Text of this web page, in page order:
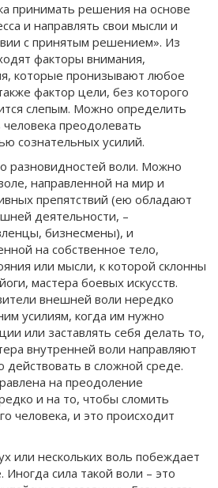
принимать решения на основе
и направлять свои мысли и
с принятым решением». Из
факторы внимания,
которые пронизывают любое
фактор цели, без которого
слепым. Можно определить
преодолевать
сознательных усилий.
разновидностей воли. Можно
направленной на мир и
препятствий (ею обладают
деятельности, –
бизнесмены), и
на собственное тело,
или мысли, к которой склонны
мастера боевых искусств.
внешней воли нередко
усилиям, когда им нужно
или заставлять себя делать то,
внутренней воли направляют
действовать в сложной среде.
на преодоление
и на то, чтобы сломить
человека, и это происходит
или нескольких воль побеждает
Иногда сила такой воли – это